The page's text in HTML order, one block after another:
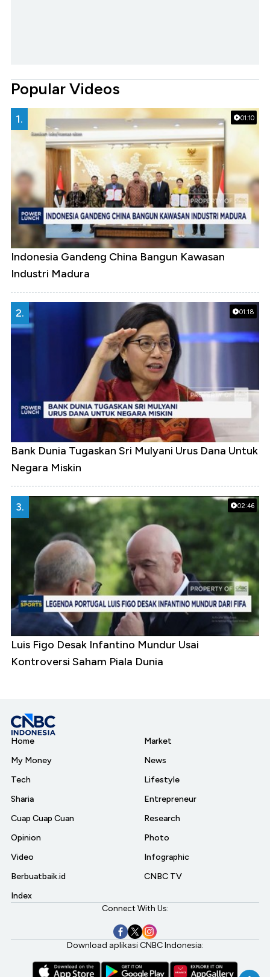
Popular Videos
01:10
1.
Indonesia Gandeng China Bangun Kawasan
Industri Madura
01:18
2.
Bank Dunia Tugaskan Sri Mulyani Urus Dana Untuk
Negara Miskin
02:46
3.
Luis Figo Desak Infantino Mundur Usai
Kontroversi Saham Piala Dunia
Home
My Money
Tech
Sharia
Cuap Cuap Cuan
Opinion
Video
Berbuatbaik.id
Index
Market
News
Lifestyle
Entrepreneur
Research
Photo
Infographic
CNBC TV
Connect With Us:
Download aplikasi CNBC Indonesia: